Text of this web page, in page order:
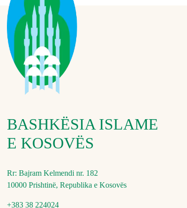
BASHKËSIA ISLAME
E KOSOVËS
Rr: Bajram Kelmendi nr. 182
10000 Prishtinë, Republika e Kosovës
+383 38 224024